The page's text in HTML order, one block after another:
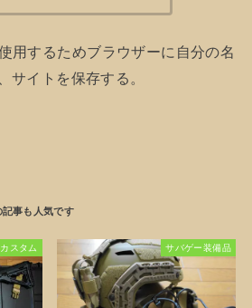
用するためブラウザーに自分の名
サイトを保存する。
スタム サバゲー装備品